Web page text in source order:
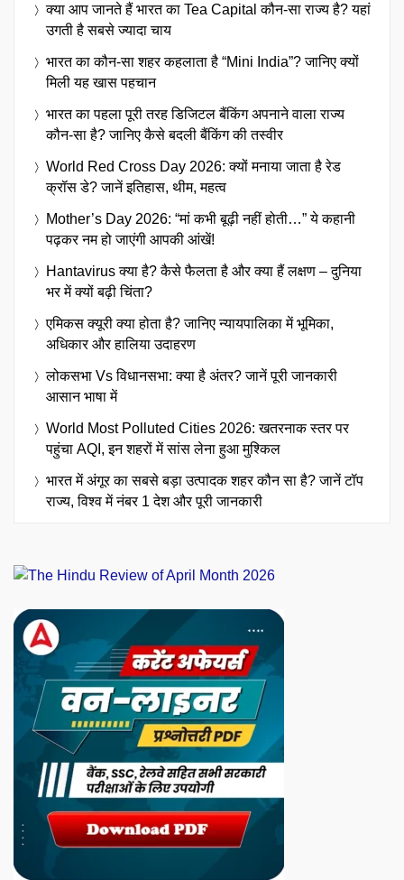
क्या आप जानते हैं भारत का Tea Capital कौन-सा राज्य है? यहां
उगती है सबसे ज्यादा चाय
भारत का कौन-सा शहर कहलाता है “Mini India”? जानिए क्यों
मिली यह खास पहचान
भारत का पहला पूरी तरह डिजिटल बैंकिंग अपनाने वाला राज्य
कौन-सा है? जानिए कैसे बदली बैंकिंग की तस्वीर
World Red Cross Day 2026: क्यों मनाया जाता है रेड
क्रॉस डे? जानें इतिहास, थीम, महत्व
Mother’s Day 2026: “मां कभी बूढ़ी नहीं होती…” ये कहानी
पढ़कर नम हो जाएंगी आपकी आंखें!
Hantavirus क्या है? कैसे फैलता है और क्या हैं लक्षण – दुनिया
भर में क्यों बढ़ी चिंता?
एमिकस क्यूरी क्या होता है? जानिए न्यायपालिका में भूमिका,
अधिकार और हालिया उदाहरण
लोकसभा Vs विधानसभा: क्या है अंतर? जानें पूरी जानकारी
आसान भाषा में
World Most Polluted Cities 2026: खतरनाक स्तर पर
पहुंचा AQI, इन शहरों में सांस लेना हुआ मुश्किल
भारत में अंगूर का सबसे बड़ा उत्पादक शहर कौन सा है? जानें टॉप
राज्य, विश्व में नंबर 1 देश और पूरी जानकारी